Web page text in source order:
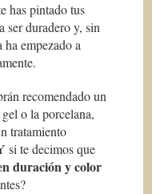
has pintado tus
ser duradero y, sin
empezado a
recomendado un
o la porcelana,
tratamiento
si te decimos que
duración y color